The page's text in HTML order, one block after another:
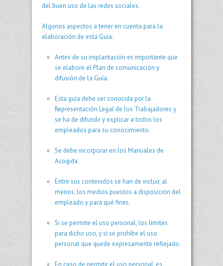
del buen uso de las redes sociales.
Algunos aspectos a tener en cuenta para la
elaboración de esta Guía:
Antes de su implantación es importante que
se elabore el Plan de comunicación y
difusión de la Guía.
Esta guía debe ser conocida por la
Representación Legal de los Trabajadores y
se ha de difundir y explicar a todos los
empleados para su conocimiento.
Se debe incorporar en los Manuales de
Acogida.
Entre sus contenidos se han de incluir, al
menos, los medios puestos a disposición del
empleado y para qué fines.
Si se permite el uso personal, los límites
para dicho uso, y si se prohíbe el uso
personal que quede expresamente reflejado.
En caso de permitir el uso personal, es